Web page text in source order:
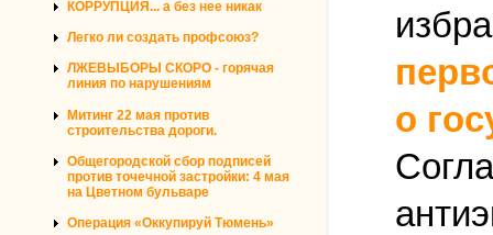
КОРРУПЦИЯ... а без нее никак
Легко ли создать профсоюз?
ЛЖЕВЫБОРЫ СКОРО - горячая
линия по нарушениям
Митинг 22 мая против
строительства дороги.
Общегородской сбор подписей
против точечной застройки: 4 мая
на Цветном бульваре
Операция «Оккупируй Тюмень»
о